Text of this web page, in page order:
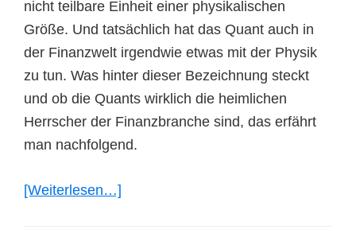
nicht teilbare Einheit einer physikalischen
Größe. Und tatsächlich hat das Quant auch in
der Finanzwelt irgendwie etwas mit der Physik
zu tun. Was hinter dieser Bezeichnung steckt
und ob die Quants wirklich die heimlichen
Herrscher der Finanzbranche sind, das erfährt
man nachfolgend.
[Weiterlesen…]